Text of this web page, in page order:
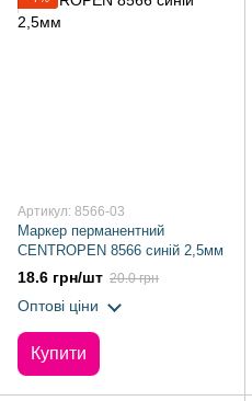
Артикул: 8566-03
Маркер перманентний
CENTROPEN 8566 синій 2,5мм
18.6 грн/шт 20.0 грн
Оптові ціни
Купити